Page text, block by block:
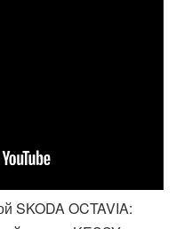
SKODA OCTAVIA: